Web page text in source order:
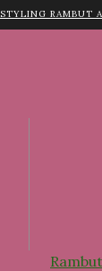
STYLING RAMBUT